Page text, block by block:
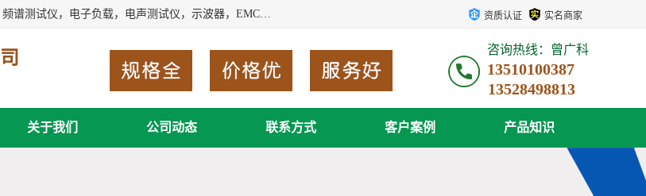
深圳市新胜科电子仪器科技有限公司主要经营：音频分析仪，网络分析仪，频谱测试仪，电子负载，电声测试仪，示波器，EMC电磁兼容测，调制分析仪，LCR测量仪，数字电桥，三相标准源，音频扫频仪，时钟检测仪，信号发生器，电子表，万用表，功率计，喇叭测试仪，综合测试仪等；深圳市新胜科电子仪器科技有限公司希望能与您成为合作伙伴 资质认证 实名商家
咨询热线：曾广科
13510100387
关于我们 公司动态 联系方式 客户案例 产品知识